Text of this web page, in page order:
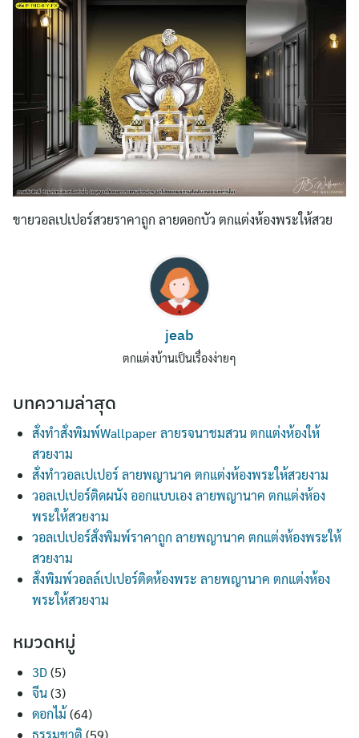
ขายวอลเปเปอร์สวยราคาถูก ลายดอกบัว ตกแต่งห้องพระให้สวย
jeab
ตกแต่งบ้านเป็นเรื่องง่ายๆ
บทความล่าสุด
สั่งทำสั่งพิมพ์Wallpaper ลายรจนาชมสวน ตกแต่งห้องให้
สวยงาม
สั่งทำวอลเปเปอร์ ลายพญานาค ตกแต่งห้องพระให้สวยงาม
วอลเปเปอร์ติดผนัง ออกแบบเอง ลายพญานาค ตกแต่งห้อง
พระให้สวยงาม
วอลเปเปอร์สั่งพิมพ์ราคาถูก ลายพญานาค ตกแต่งห้องพระให้
สวยงาม
สั่งพิมพ์วอลล์เปเปอร์ติดห้องพระ ลายพญานาค ตกแต่งห้อง
พระให้สวยงาม
หมวดหมู่
3D(5)
จีน(3)
ดอกไม้(64)
ธรรมชาติ (59)